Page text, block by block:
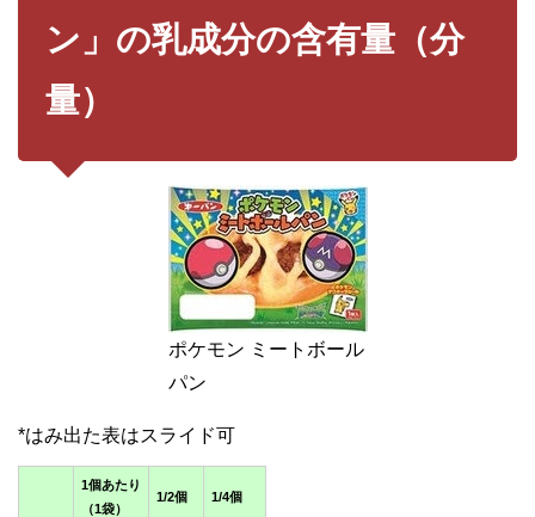
ン」の乳成分の含有量（分
量）
ポケモン ミートボール
パン
1個あたり
（1袋）
1/2個 1/4個